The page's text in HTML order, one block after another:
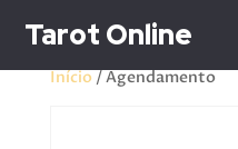
Tarot Online
Início/ Agendamento